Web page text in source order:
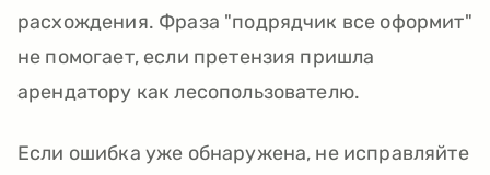
расхождения. Фраза "подрядчик все оформит"
не помогает, если претензия пришла
арендатору как лесопользователю.
Если ошибка уже обнаружена, не исправляйте